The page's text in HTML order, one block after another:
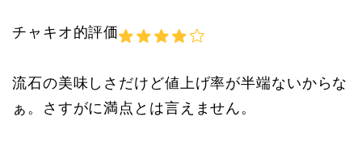
チャキオ的評価
流石の美味しさだけど値上げ率が半端ないからな
ぁ。さすがに満点とは言えません。